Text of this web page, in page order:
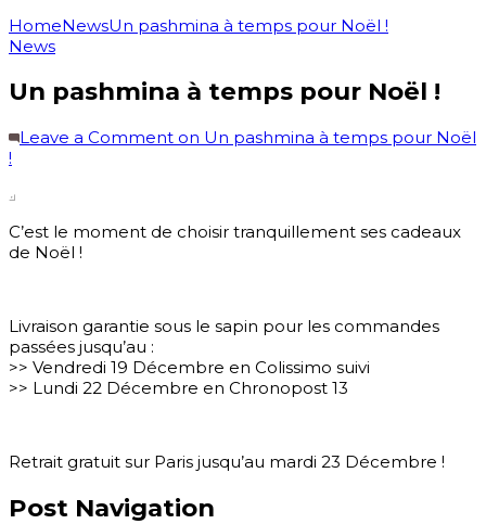
HomeNewsUn pashmina à temps pour Noël !
News
Un pashmina à temps pour Noël !
Leave a Comment on Un pashmina à temps pour Noël
!
C’est le moment de choisir tranquillement ses cadeaux
de Noël !
Livraison garantie sous le sapin pour les commandes
passées jusqu’au :
>> Vendredi 19 Décembre en Colissimo suivi
>> Lundi 22 Décembre en Chronopost 13
Retrait gratuit sur Paris jusqu’au mardi 23 Décembre !
Post Navigation